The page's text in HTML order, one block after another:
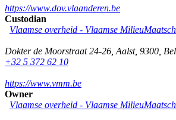
https://www.dov.vlaanderen.be
Custodian
Vlaamse overheid - Vlaamse
Dokter de Moorstraat 24-26 Aalst, 9300
+32 5 372 62 10
https://www.vmm.be
Owner
Vlaamse overheid - Vlaamse